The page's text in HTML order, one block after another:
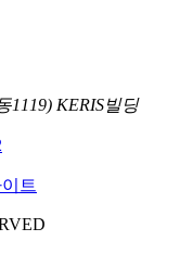
1119) KERIS빌딩